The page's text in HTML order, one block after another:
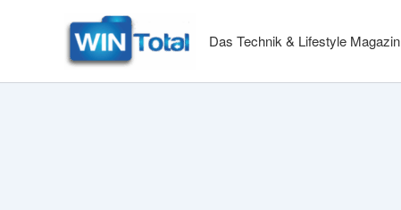
Das Technik & Lifestyle Magazin